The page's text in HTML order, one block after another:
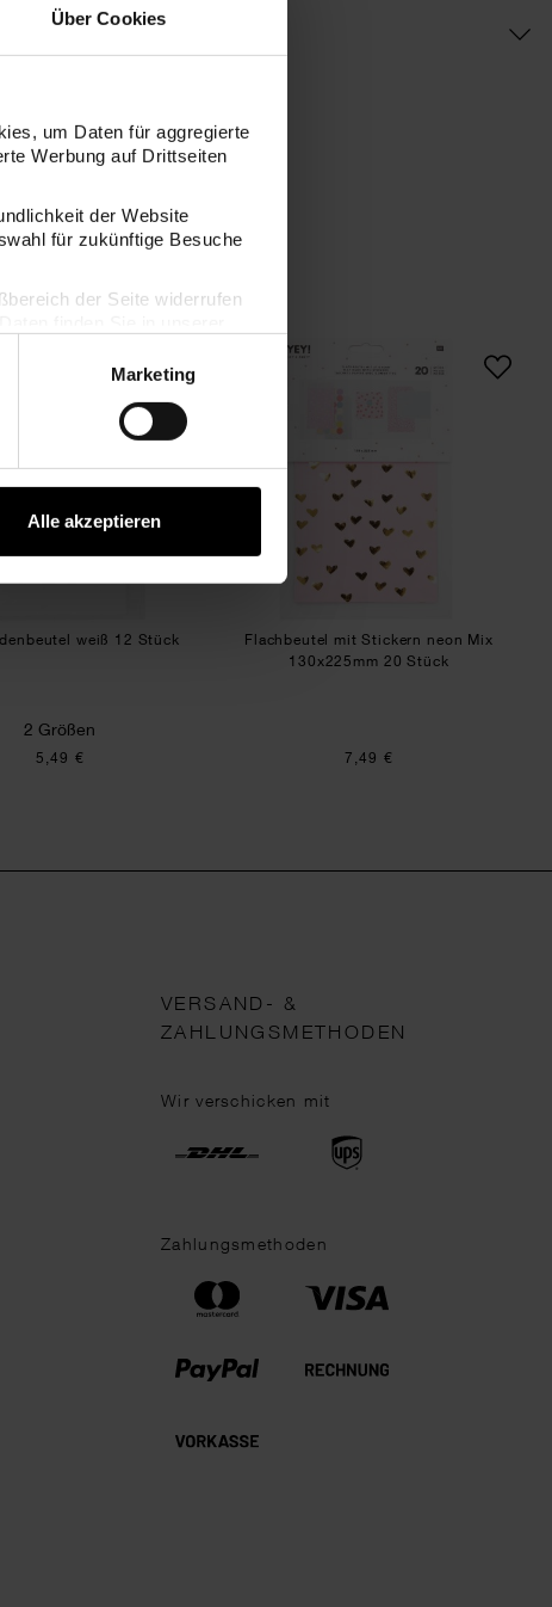
Über Cookies
um Daten für aggregierte
Werbung auf Drittseiten
der Website
für zukünftige Besuche
der Seite widerrufen
Marketing
Alle akzeptieren
Blockbodenbeutel weiß 12 Stück
weiß 12 Stück
2 Größen
5,49 €
Flachbeutel mit
Flachbeutel mit Stickern neon Mix
130x225mm 20 Stück
7,49 €
VERSAND- &
ZAHLUNGSMETHODEN
Wir verschicken mit
Zahlungsmethoden